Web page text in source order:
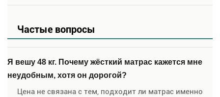
Частые вопросы
Я вешу 48 кг. Почему жёсткий матрас кажется мне
неудобным, хотя он дорогой?
Цена не связана с тем, подходит ли матрас именно